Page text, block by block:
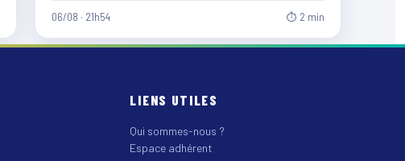
06/08 · 21h54 ⏱ 2 min
LIENS UTILES
Qui sommes-nous ?
Espace adhérent